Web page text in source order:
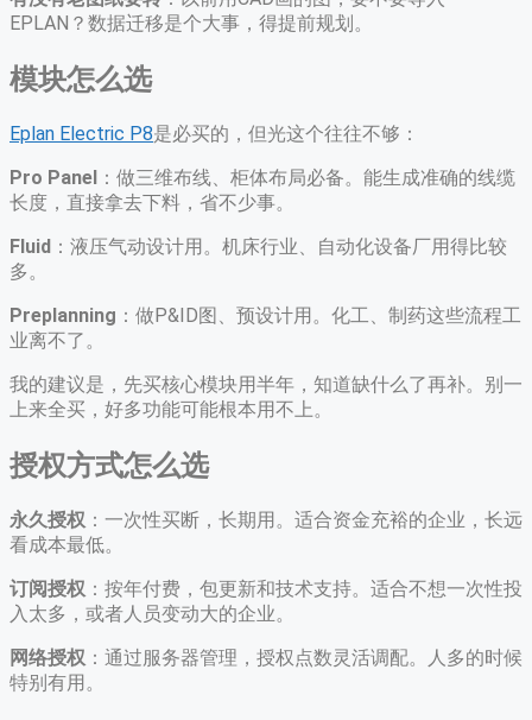
EPLAN？数据迁移是个大事，得提前规划。
模块怎么选
Eplan Electric P8是必买的，但光这个往往不够：
Pro Panel ：做三维布线、柜体布局必备。能生成准确的线缆
长度，直接拿去下料，省不少事。
Fluid ：液压气动设计用。机床行业、自动化设备厂用得比较
多。
Preplanning ：做P&ID图、预设计用。化工、制药这些流程工
业离不了。
我的建议是，先买核心模块用半年，知道缺什么了再补。别一
上来全买，好多功能可能根本用不上。
授权方式怎么选
永久授权 ：一次性买断，长期用。适合资金充裕的企业，长远
看成本最低。
订阅授权 ：按年付费，包更新和技术支持。适合不想一次性投
入太多，或者人员变动大的企业。
网络授权 ：通过服务器管理，授权点数灵活调配。人多的时候
特别有用。